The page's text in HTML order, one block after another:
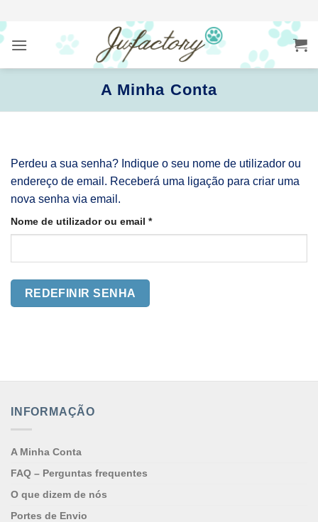
to
content
A Minha Conta
Perdeu a sua senha? Indique o seu nome de utilizador ou
endereço de email. Receberá uma ligação para criar uma
nova senha via email.
Nome de utilizador ou email *Obrigatório
REDEFINIR SENHA
INFORMAÇÃO
A Minha Conta
FAQ – Perguntas frequentes
O que dizem de nós
Portes de Envio